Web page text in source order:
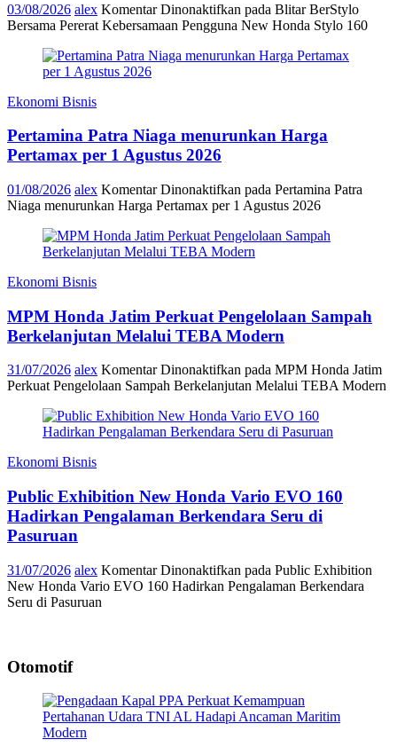
03/08/2026 alex Komentar Dinonaktifkan pada Blitar BerStylo
Bersama Pererat Kebersamaan Pengguna New Honda Stylo 160
Ekonomi Bisnis
Pertamina Patra Niaga menurunkan Harga
Pertamax per 1 Agustus 2026
01/08/2026 alex Komentar Dinonaktifkan pada Pertamina Patra
Niaga menurunkan Harga Pertamax per 1 Agustus 2026
Ekonomi Bisnis
MPM Honda Jatim Perkuat Pengelolaan Sampah
Berkelanjutan Melalui TEBA Modern
31/07/2026 alex Komentar Dinonaktifkan pada MPM Honda Jatim
Perkuat Pengelolaan Sampah Berkelanjutan Melalui TEBA Modern
Ekonomi Bisnis
Public Exhibition New Honda Vario EVO 160
Hadirkan Pengalaman Berkendara Seru di
Pasuruan
31/07/2026 alex Komentar Dinonaktifkan pada Public Exhibition
New Honda Vario EVO 160 Hadirkan Pengalaman Berkendara
Seru di Pasuruan
Otomotif